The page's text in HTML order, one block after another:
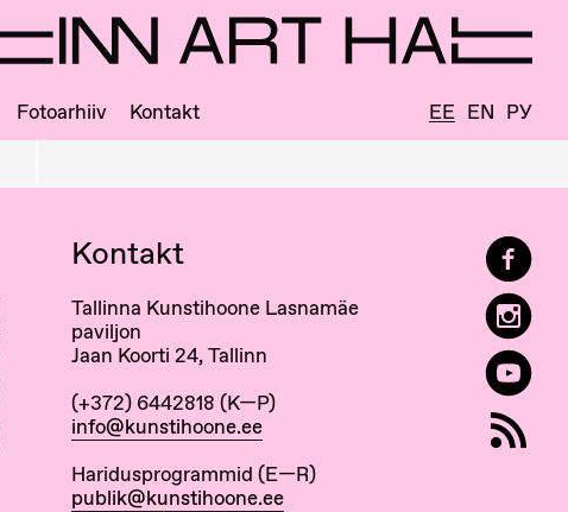
Fotoarhiiv Kontakt EE EN РУ
Kontakt
Tallinna Kunstihoone Lasnamäe
paviljon
Jaan Koorti 24, Tallinn
(+372) 6442818 (K—P)
info@kunstihoone.ee
Haridusprogrammid (E—R)
publik@kunstihoone.ee